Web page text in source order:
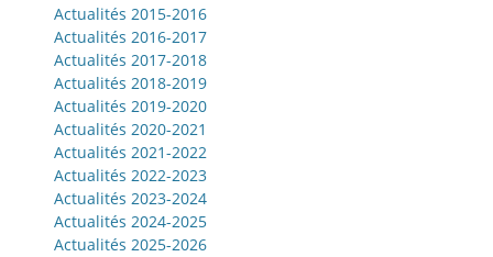
Actualités 2015-2016
Actualités 2016-2017
Actualités 2017-2018
Actualités 2018-2019
Actualités 2019-2020
Actualités 2020-2021
Actualités 2021-2022
Actualités 2022-2023
Actualités 2023-2024
Actualités 2024-2025
Actualités 2025-2026